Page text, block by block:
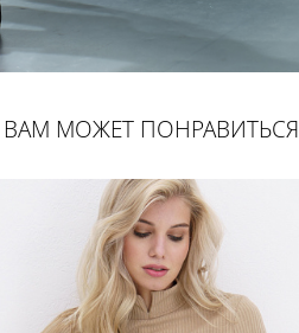
ВАМ МОЖЕТ ПОНРАВИТЬСЯ